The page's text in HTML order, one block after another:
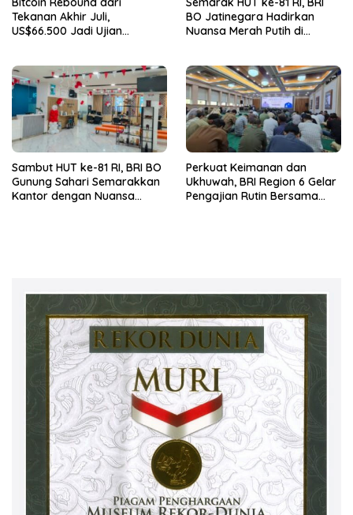
Tekanan Akhir Juli,
US$66.500 Jadi Ujian
BO Jatinegara Hadirkan
Nuansa Merah Putih di
Sambut HUT ke-81 RI, BRI BO
Gunung Sahari Semarakkan
Kantor dengan Nuansa
Perkuat Keimanan dan
Ukhuwah, BRI Region 6 Gelar
Pengajian Rutin Bersama